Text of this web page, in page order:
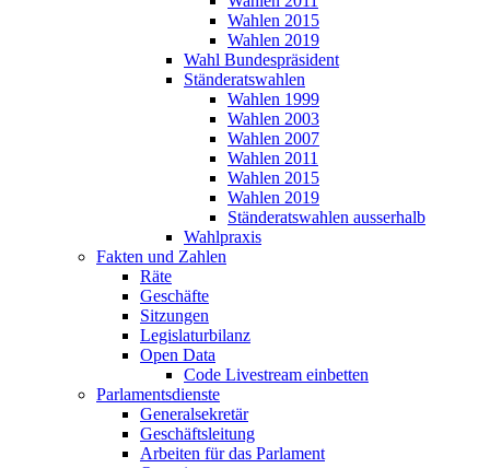
Wahlen 2015
Wahlen 2019
Wahl Bundespräsident
Ständeratswahlen
Wahlen 1999
Wahlen 2003
Wahlen 2007
Wahlen 2011
Wahlen 2015
Wahlen 2019
Ständeratswahlen ausserhalb
Wahlpraxis
Fakten und Zahlen
Räte
Geschäfte
Sitzungen
Legislaturbilanz
Open Data
Code Livestream einbetten
Parlamentsdienste
Generalsekretär
Geschäftsleitung
Arbeiten für das Parlament